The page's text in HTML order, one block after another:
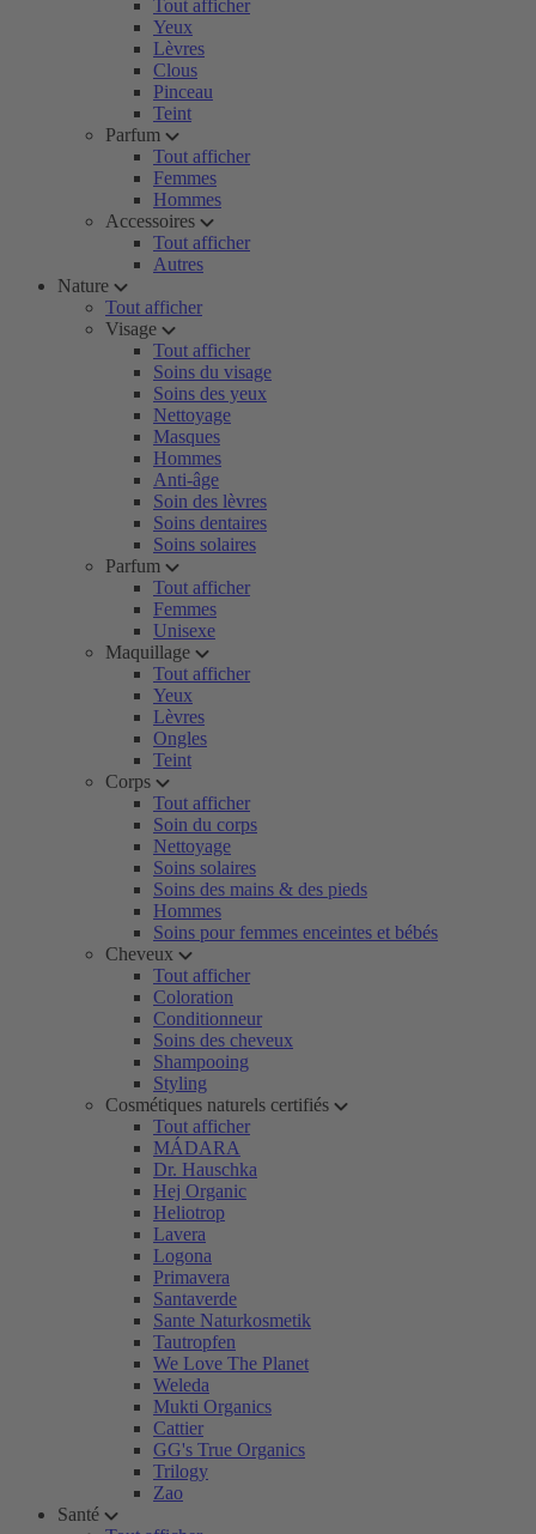
Tout afficher
Yeux
Lèvres
Clous
Pinceau
Teint
Parfum
Tout afficher
Femmes
Hommes
Accessoires
Tout afficher
Autres
Nature
Tout afficher
Visage
Tout afficher
Soins du visage
Soins des yeux
Nettoyage
Masques
Hommes
Anti-âge
Soin des lèvres
Soins dentaires
Soins solaires
Parfum
Tout afficher
Femmes
Unisexe
Maquillage
Tout afficher
Yeux
Lèvres
Ongles
Teint
Corps
Tout afficher
Soin du corps
Nettoyage
Soins solaires
Soins des mains & des pieds
Hommes
Soins pour femmes enceintes et bébés
Cheveux
Tout afficher
Coloration
Conditionneur
Soins des cheveux
Shampooing
Styling
Cosmétiques naturels certifiés
Tout afficher
MÁDARA
Dr. Hauschka
Hej Organic
Heliotrop
Lavera
Logona
Primavera
Santaverde
Sante Naturkosmetik
Tautropfen
We Love The Planet
Weleda
Mukti Organics
Cattier
GG's True Organics
Trilogy
Zao
Santé